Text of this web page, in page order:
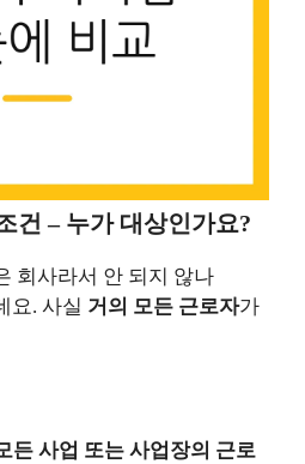
건 – 누가 대상인가요?
회사라서 안 되지 않나
요. 사실 거의 모든 근로자가
든 사업 또는 사업장의 근로